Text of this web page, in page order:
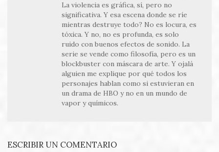
La violencia es gráfica, sí, pero no
significativa. Y esa escena donde se ríe
mientras destruye todo? No es locura, es
tóxica. Y no, no es profunda, es solo
ruido con buenos efectos de sonido. La
serie se vende como filosofía, pero es un
blockbuster con máscara de arte. Y ojalá
alguien me explique por qué todos los
personajes hablan como si estuvieran en
un drama de HBO y no en un mundo de
vapor y químicos.
ESCRIBIR UN COMENTARIO